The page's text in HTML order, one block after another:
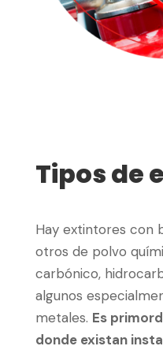
Tipos de
Hay extintores con
otros de polvo
carbónico,
algunos
metales. Es
donde existan